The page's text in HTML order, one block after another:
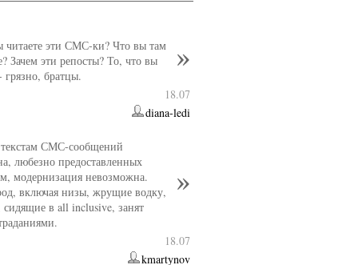
читаете эти СМС-ки? Что вы там
Зачем эти репосты? То, что вы
грязно, братцы.
18.07
diana-ledi
СМС-сообщений
любезно предоставленных
модернизация невозможна.
включая низы, жрущие водку,
сидящие в all inclusive, занят
18.07
kmartynov